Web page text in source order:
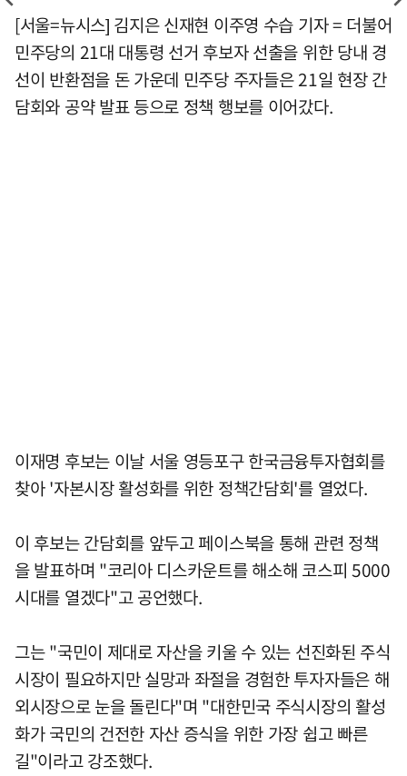
[서울=뉴시스] 김지은 신재현 이주영 수습 기자 = 더불어
민주당의 21대 대통령 선거 후보자 선출을 위한 당내 경
선이 반환점을 돈 가운데 민주당 주자들은 21일 현장 간
담회와 공약 발표 등으로 정책 행보를 이어갔다.
이재명 후보는 이날 서울 영등포구 한국금융투자협회를
찾아 '자본시장 활성화를 위한 정책간담회'를 열었다.
이 후보는 간담회를 앞두고 페이스북을 통해 관련 정책
을 발표하며 "코리아 디스카운트를 해소해 코스피 5000
시대를 열겠다"고 공언했다.
그는 "국민이 제대로 자산을 키울 수 있는 선진화된 주식
시장이 필요하지만 실망과 좌절을 경험한 투자자들은 해
외시장으로 눈을 돌린다"며 "대한민국 주식시장의 활성
화가 국민의 건전한 자산 증식을 위한 가장 쉽고 빠른
길"이라고 강조했다.